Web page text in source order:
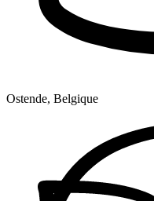
Ostende, Belgique